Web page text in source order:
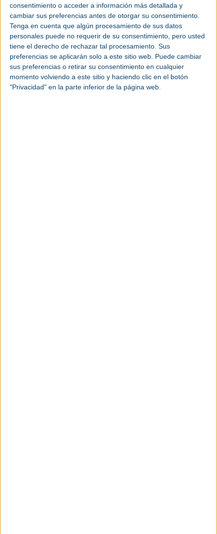
consentimiento o acceder a información más detallada y
cambiar sus preferencias antes de otorgar su consentimiento.
Tenga en cuenta que algún procesamiento de sus datos
personales puede no requerir de su consentimiento, pero usted
tiene el derecho de rechazar tal procesamiento. Sus
preferencias se aplicarán solo a este sitio web. Puede cambiar
sus preferencias o retirar su consentimiento en cualquier
momento volviendo a este sitio y haciendo clic en el botón
"Privacidad" en la parte inferior de la página web.
| Equipamiento para maquinaria, accesorios y
herramientas
| Calderería, recipientes a presión,
intercambiadores
Votar: Resultado: